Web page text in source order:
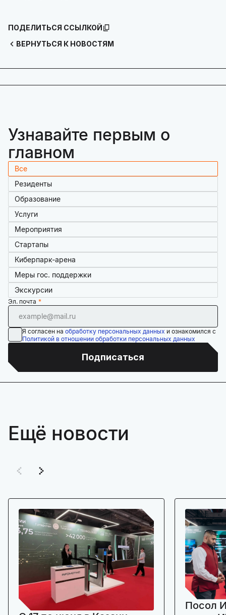
ВЕРНУТЬСЯ К НОВОСТЯМ
ПОДЕЛИТЬСЯ ССЫЛКОЙ
Узнавайте первым о
главном
Все
Резиденты
Образование
Услуги
Мероприятия
Стартапы
Киберпарк-арена
Меры гос. поддержки
Экскурсии
Эл. почта
Я согласен на обработку персональных данных и ознакомился с
Политикой в отношении обработки персональных данных
Подписаться
Ещё новости
Посол